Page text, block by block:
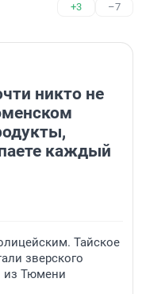
+3 –7
никто не
каждый
Тайское
зверского
из Тюмени